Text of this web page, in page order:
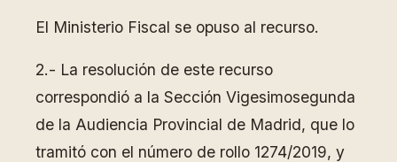
El Ministerio Fiscal se opuso al recurso.
2.- La resolución de este recurso
correspondió a la Sección Vigesimosegunda
de la Audiencia Provincial de Madrid, que lo
tramitó con el número de rollo 1274/2019, y